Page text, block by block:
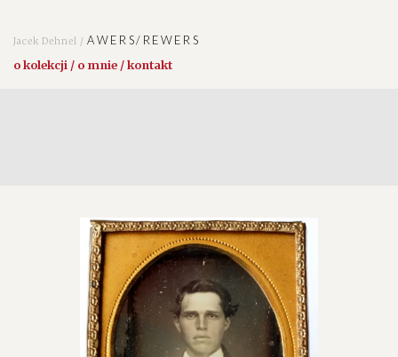
Jacek Dehnel /AWERS/REWERS
o kolekcji / o mnie / kontakt